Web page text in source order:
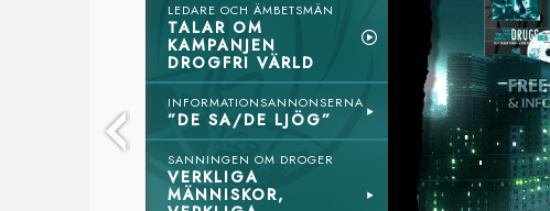
LEDARE OCH ÄMBETSMÄN
TALAR OM
KAMPANJEN
DROGFRI VÄRLD
INFORMATIONSANNONSERNA
”DE SA/DE LJÖG”
SANNINGEN OM DROGER
VERKLIGA
MÄNNISKOR,